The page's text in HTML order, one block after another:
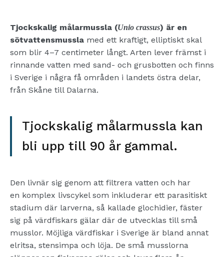
Tjockskalig målarmussla (Unio crassus) är en
sötvattensmussla med ett kraftigt, elliptiskt skal
som blir 4–7 centimeter långt. Arten lever främst i
rinnande vatten med sand- och grusbotten och finns
i Sverige i några få områden i landets östra delar,
från Skåne till Dalarna.
Tjockskalig målarmussla kan
bli upp till 90 år gammal.
Den livnär sig genom att filtrera vatten och har
en komplex livscykel som inkluderar ett parasitiskt
stadium där larverna, så kallade glochidier, fäster
sig på värdfiskars gälar där de utvecklas till små
musslor. Möjliga värdfiskar i Sverige är bland annat
elritsa, stensimpa och löja. De små musslorna